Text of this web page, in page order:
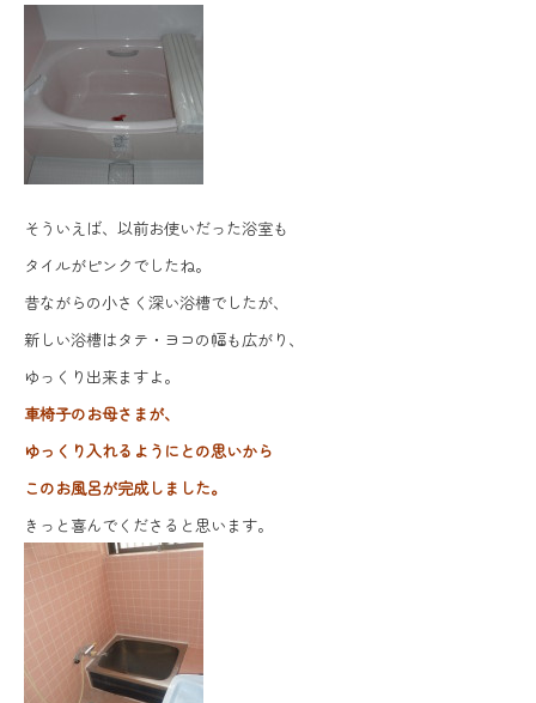
そういえば、以前お使いだった浴室も
タイルがピンクでしたね。
昔ながらの小さく深い浴槽でしたが、
新しい浴槽はタテ・ヨコの幅も広がり、
ゆっくり出来ますよ。
車椅子のお母さまが、
ゆっくり入れるようにとの思いから
このお風呂が完成しました。
きっと喜んでくださると思います。